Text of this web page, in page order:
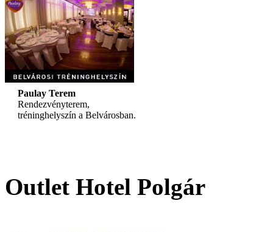
Paulay Terem
Rendezvényterem,
tréninghelyszín a Belvárosban.
Outlet Hotel Polgár